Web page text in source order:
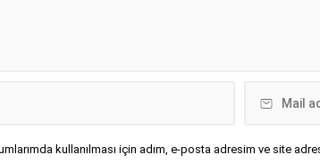
kullanılması için adım, e-posta adresim ve site